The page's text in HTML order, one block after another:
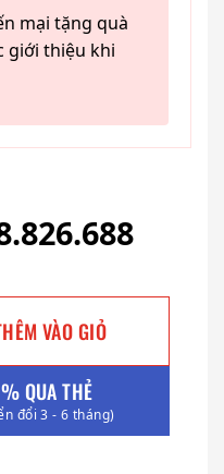
mại tặng quà
giới thiệu khi
VÀO GIỎ
QUA THẺ
đổi 3 - 6 tháng)